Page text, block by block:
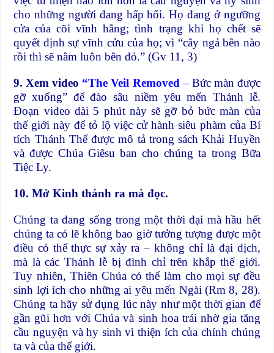
cho những người đang hấp hối. Họ đang ở ngưỡng
cửa của cõi vĩnh hằng; tình trạng khi họ chết sẽ
quyết định sự vĩnh cửu của họ; vì “cây ngả bên nào
rồi thì sẽ nằm luôn bên đó.” (Gv 11, 3)
9. Xem video “The Veil Removed – Bức màn được
gỡ xuống” để đào sâu niềm yêu mến Thánh lễ.
Đoạn video dài 5 phút này sẽ gỡ bỏ bức màn của
thế giới này để tỏ lộ việc cử hành siêu phàm của Bí
tích Thánh Thể được mô tả trong sách Khải Huyền
và được Chúa Giêsu ban cho chúng ta trong Bữa
Tiệc Ly.
10. Mở Kinh thánh ra mà đọc.
Chúng ta đang sống trong một thời đại mà hầu hết
chúng ta có lẽ không bao giờ tưởng tượng được một
điều có thể thực sự xảy ra – không chỉ là đại dịch,
mà là các Thánh lễ bị đình chỉ trên khắp thế giới.
Tuy nhiên, Thiên Chúa có thể làm cho mọi sự đều
sinh lợi ích cho những ai yêu mến Ngài (Rm 8, 28).
Chúng ta hãy sử dụng lúc này như một thời gian để
gần gũi hơn với Chúa và sinh hoa trái nhờ gia tăng
cầu nguyện và hy sinh vì thiện ích của chính chúng
ta và của thế giới.